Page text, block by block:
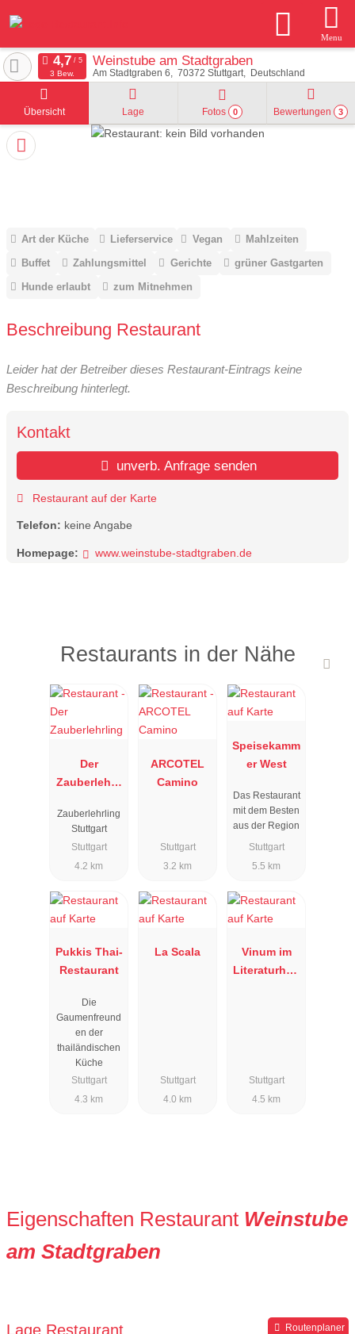
Menu
Weinstube am Stadtgraben
Am Stadtgraben 6 70372 Stuttgart Deutschland
3 Bew.
Übersicht Lage Fotos 0 Bewertungen 3
Art der Küche Lieferservice Vegan
Mahlzeiten
Buffet
Zahlungsmittel Gerichte
grüner Gastgarten
Hunde erlaubt
zum Mitnehmen
Beschreibung Restaurant
Leider hat der Betreiber dieses Restaurant-Eintrags keine
Beschreibung hinterlegt.
Kontakt
unverb. Anfrage senden
Restaurant auf der Karte
Telefon: keine Angabe
Homepage: www.weinstube-stadtgraben.de
Restaurants in der Nähe
Der
Zauberlehrli
Zauberlehrling
Stuttgart
Stuttgart
4.2 km
ARCOTEL
Camino
Stuttgart
3.2 km
Speisekamm
er West
Das Restaurant
mit dem Besten
aus der Region
Stuttgart
5.5 km
Pukkis Thai-
Restaurant
Die
Gaumenfreund
en der
thailändischen
Küche
Stuttgart
4.3 km
La Scala
Stuttgart
4.0 km
Vinum im
Literaturhau
Stuttgart
4.5 km
Eigenschaften Restaurant Weinstube
am Stadtgraben
Lage Restaurant Routenplaner